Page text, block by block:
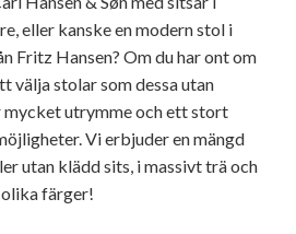
eller kanske en modern stol i
Fritz Hansen? Om du har ont om
välja stolar som dessa utan
mycket utrymme och ett stort
Vi erbjuder en mängd
utan klädd sits, i massivt trä och
färger!